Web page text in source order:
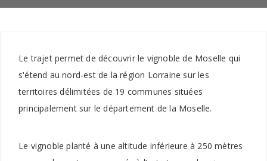
Le trajet permet de découvrir le vignoble de Moselle qui
s'étend au nord-est de la région Lorraine sur les
territoires délimitées de 19 communes situées
principalement sur le département de la Moselle.
Le vignoble planté à une altitude inférieure à 250 mètres